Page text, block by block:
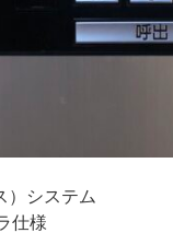
）システム
仕様